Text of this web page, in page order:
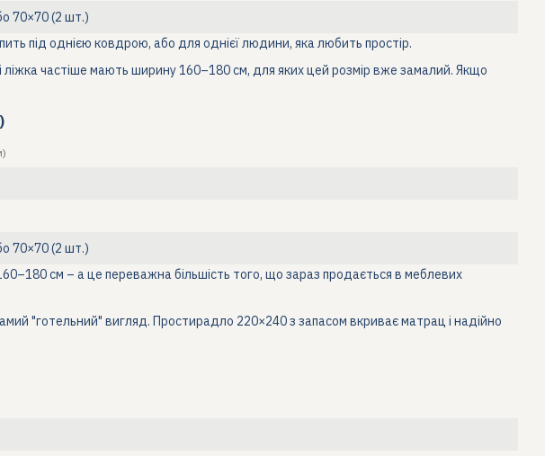
70×70 (2 шт.)
під однією ковдрою, або для однієї людини, яка любить простір.
частіше мають ширину 160–180 см, для яких цей розмір вже замалий. Якщо
70×70 (2 шт.)
см – а це переважна більшість того, що зараз продається в меблевих
"готельний" вигляд. Простирадло 220×240 з запасом вкриває матрац і надійно